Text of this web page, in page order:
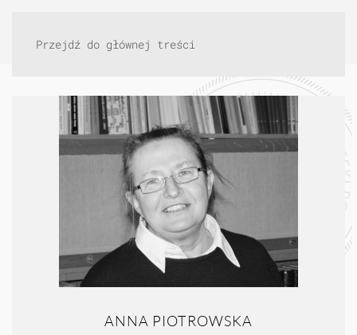
Przejdź do głównej treści
ANNA PIOTROWSKA